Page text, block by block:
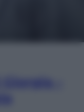
–